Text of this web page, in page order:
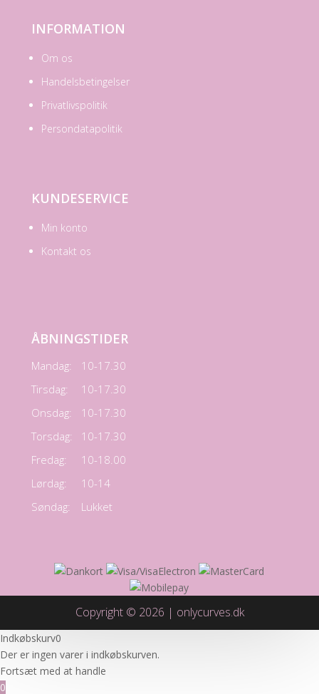
INFORMATION
Om os
Handelsbetingelser
Privatlivspolitik
Persondatapolitik
KUNDESERVICE
Min konto
Kontakt os
ÅBNINGSTIDER
Mandag:
10-17.30
Tirsdag:
10-17.30
Onsdag:
10-17.30
Torsdag:
10-17.30
Fredag:
10-18.00
Lørdag:
10-14
Søndag:
Lukket
Copyright © 2026 | onlycurves.dk
Indkøbskurv0
Der er ingen varer i indkøbskurven.
Fortsæt med at handle
0